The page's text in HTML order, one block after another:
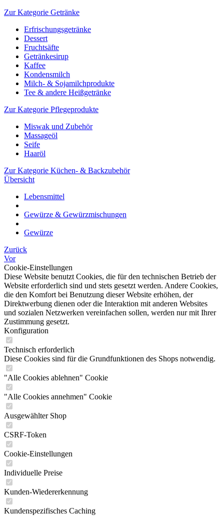
Zur Kategorie Getränke
Erfrischungsgetränke
Dessert
Fruchtsäfte
Getränkesirup
Kaffee
Kondensmilch
Milch- & Sojamilchprodukte
Tee & andere Heißgetränke
Zur Kategorie Pflegeprodukte
Miswak und Zubehör
Massageöl
Seife
Haaröl
Zur Kategorie Küchen- & Backzubehör
Übersicht
Lebensmittel
Gewürze & Gewürzmischungen
Gewürze
Zurück
Vor
Cookie-Einstellungen
Diese Website benutzt Cookies, die für den technischen Betrieb der
Website erforderlich sind und stets gesetzt werden. Andere Cookies,
die den Komfort bei Benutzung dieser Website erhöhen, der
Direktwerbung dienen oder die Interaktion mit anderen Websites
und sozialen Netzwerken vereinfachen sollen, werden nur mit Ihrer
Zustimmung gesetzt.
Konfiguration
Technisch erforderlich
Diese Cookies sind für die Grundfunktionen des Shops notwendig.
"Alle Cookies ablehnen" Cookie
"Alle Cookies annehmen" Cookie
Ausgewählter Shop
CSRF-Token
Cookie-Einstellungen
Individuelle Preise
Kunden-Wiedererkennung
Kundenspezifisches Caching